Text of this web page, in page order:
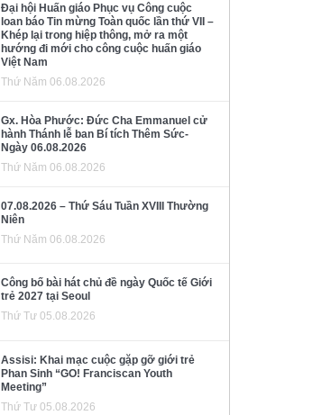
Đại hội Huấn giáo Phục vụ Công cuộc
loan báo Tin mừng Toàn quốc lần thứ VII –
Khép lại trong hiệp thông, mở ra một
hướng đi mới cho công cuộc huấn giáo
Việt Nam
Thứ Năm 06.08.2026
Gx. Hòa Phước: Đức Cha Emmanuel cử
hành Thánh lễ ban Bí tích Thêm Sức-
Ngày 06.08.2026
Thứ Năm 06.08.2026
07.08.2026 – Thứ Sáu Tuần XVIII Thường
Niên
Thứ Năm 06.08.2026
Công bố bài hát chủ đề ngày Quốc tế Giới
trẻ 2027 tại Seoul
Thứ Tư 05.08.2026
Assisi: Khai mạc cuộc gặp gỡ giới trẻ
Phan Sinh “GO! Franciscan Youth
Meeting”
Thứ Tư 05.08.2026